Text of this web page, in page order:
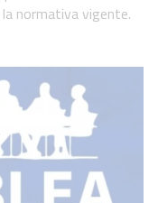
normativa vigente.